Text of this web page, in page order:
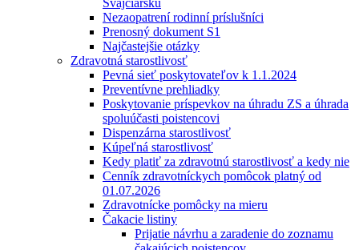
Švajčiarsku
Nezaopatrení rodinní príslušníci
Prenosný dokument S1
Najčastejšie otázky
Zdravotná starostlivosť
Pevná sieť poskytovateľov k 1.1.2024
Preventívne prehliadky
Poskytovanie príspevkov na úhradu ZS a úhrada
spoluúčasti poistencovi
Dispenzárna starostlivosť
Kúpeľná starostlivosť
Kedy platiť za zdravotnú starostlivosť a kedy nie
Cenník zdravotníckych pomôcok platný od
01.07.2026
Zdravotnícke pomôcky na mieru
Čakacie listiny
Prijatie návrhu a zaradenie do zoznamu